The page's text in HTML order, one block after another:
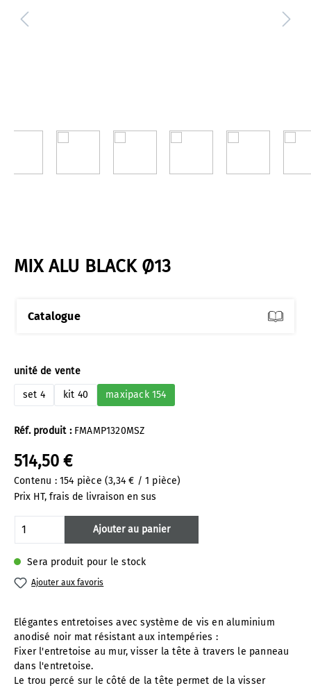
MIX ALU BLACK Ø13
Catalogue
Réf. produit : FMAMP1320MSZ
514,50 €
Contenu : 154 pièce (3,34 € / 1 pièce)
Prix HT, frais de livraison en sus
Sera produit pour le stock
Sélectionnez
unité de vente
set 4
kit 40 maxipack 154
Quantité de produit : Entrez la quantité
Ajouter au panier
Ajouter aux favoris
Elégantes entretoises avec système de vis en aluminium
anodisé noir mat résistant aux intempéries :
Fixer l'entretoise au mur, visser la tête à travers le panneau
dans l'entretoise.
Le trou percé sur le côté de la tête permet de la visser